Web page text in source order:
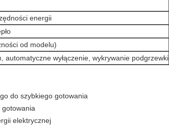
energii
od modelu)
automatyczne wyłączenie, wykrywanie podgrzewki
do szybkiego gotowania
elektrycznej